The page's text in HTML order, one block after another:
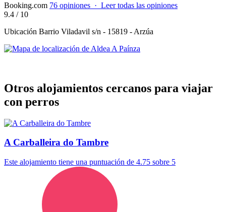
Booking.com 76 opiniones · Leer todas las opiniones
9.4 / 10
Ubicación Barrio Viladavil s/n - 15819 - Arzúa
Otros alojamientos cercanos para viajar
con perros
A Carballeira do Tambre
Este alojamiento tiene una puntuación de 4.75 sobre 5